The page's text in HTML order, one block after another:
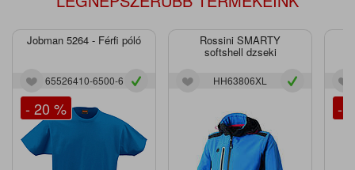
Jobman 5264 - Férfi póló
65526410-6500-6
- 20 %
Rossini SMARTY
softshell dzseki
HH63806XL
-